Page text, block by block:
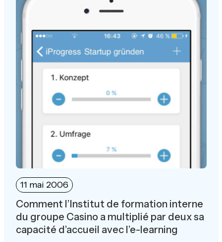
11 mai 2006
Comment l’Institut de formation interne
du groupe Casino a multiplié par deux sa
capacité d’accueil avec l’e-learning